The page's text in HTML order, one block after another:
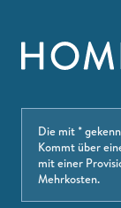
Die mit *
Kommt über
mit einer
Mehrkosten.